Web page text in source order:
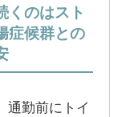
くのはスト
症候群との
通勤前にトイ